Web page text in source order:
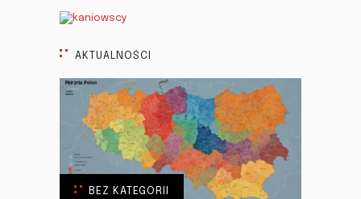
AKTUALNOŚCI
BEZ KATEGORII